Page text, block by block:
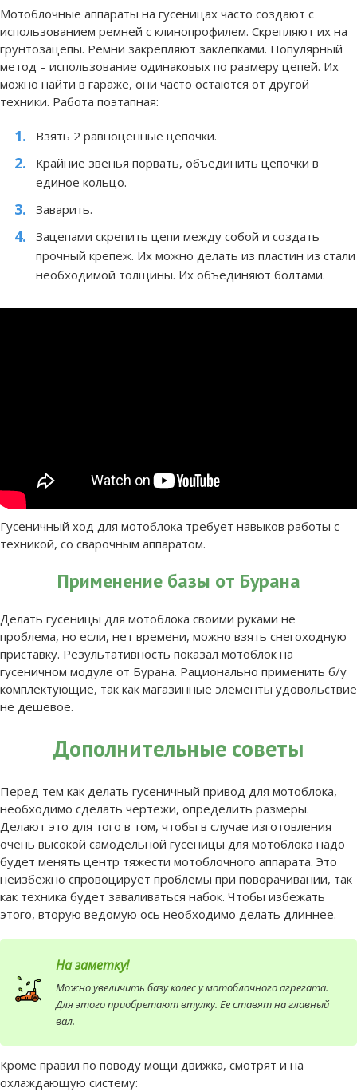
Мотоблочные аппараты на гусеницах часто создают с
использованием ремней с клинопрофилем. Скрепляют их на
грунтозацепы. Ремни закрепляют заклепками. Популярный
метод – использование одинаковых по размеру цепей. Их
можно найти в гараже, они часто остаются от другой
техники. Работа поэтапная:
Взять 2 равноценные цепочки.
Крайние звенья порвать, объединить цепочки в
единое кольцо.
Заварить.
Зацепами скрепить цепи между собой и создать
прочный крепеж. Их можно делать из пластин из стали
необходимой толщины. Их объединяют болтами.
Гусеничный ход для мотоблока требует навыков работы с
техникой, со сварочным аппаратом.
Применение базы от Бурана
Делать гусеницы для мотоблока своими руками не
проблема, но если, нет времени, можно взять снегоходную
приставку. Результативность показал мотоблок на
гусеничном модуле от Бурана. Рационально применить б/у
комплектующие, так как магазинные элементы удовольствие
не дешевое.
Дополнительные советы
Перед тем как делать гусеничный привод для мотоблока,
необходимо сделать чертежи, определить размеры.
Делают это для того в том, чтобы в случае изготовления
очень высокой самодельной гусеницы для мотоблока надо
будет менять центр тяжести мотоблочного аппарата. Это
неизбежно спровоцирует проблемы при поворачивании, так
как техника будет заваливаться набок. Чтобы избежать
этого, вторую ведомую ось необходимо делать длиннее.
На заметку!
Можно увеличить базу колес у мотоблочного агрегата.
Для этого приобретают втулку. Ее ставят на главный
вал.
Кроме правил по поводу мощи движка, смотрят и на
охлаждающую систему: